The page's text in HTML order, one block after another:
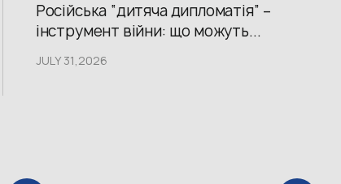
Російська “дитяча дипломатія” –
інструмент війни: що можуть...
JULY 31,2026